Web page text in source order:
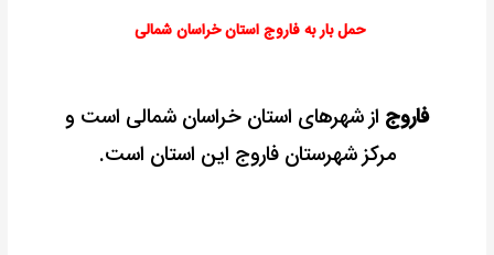
حمل بار به فاروج استان خراسان شمالی
فاروج از شهرهای استان خراسان شمالی است و
مرکز شهرستان فاروج این استان است.